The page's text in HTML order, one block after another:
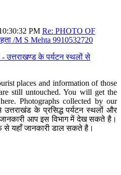
PM Re: PHOTO OF
/M S Mehta 9910532720
उत्तराखण्ड के पर्यटन स्थलों से
places and information of those
still untouched. You will get the
Photographs collected by our
के प्रसिद्ध पर्यटन स्थलों और
आप इस विभाग में देख सकते है।
यहाँ जानकारी डाल सकते है।